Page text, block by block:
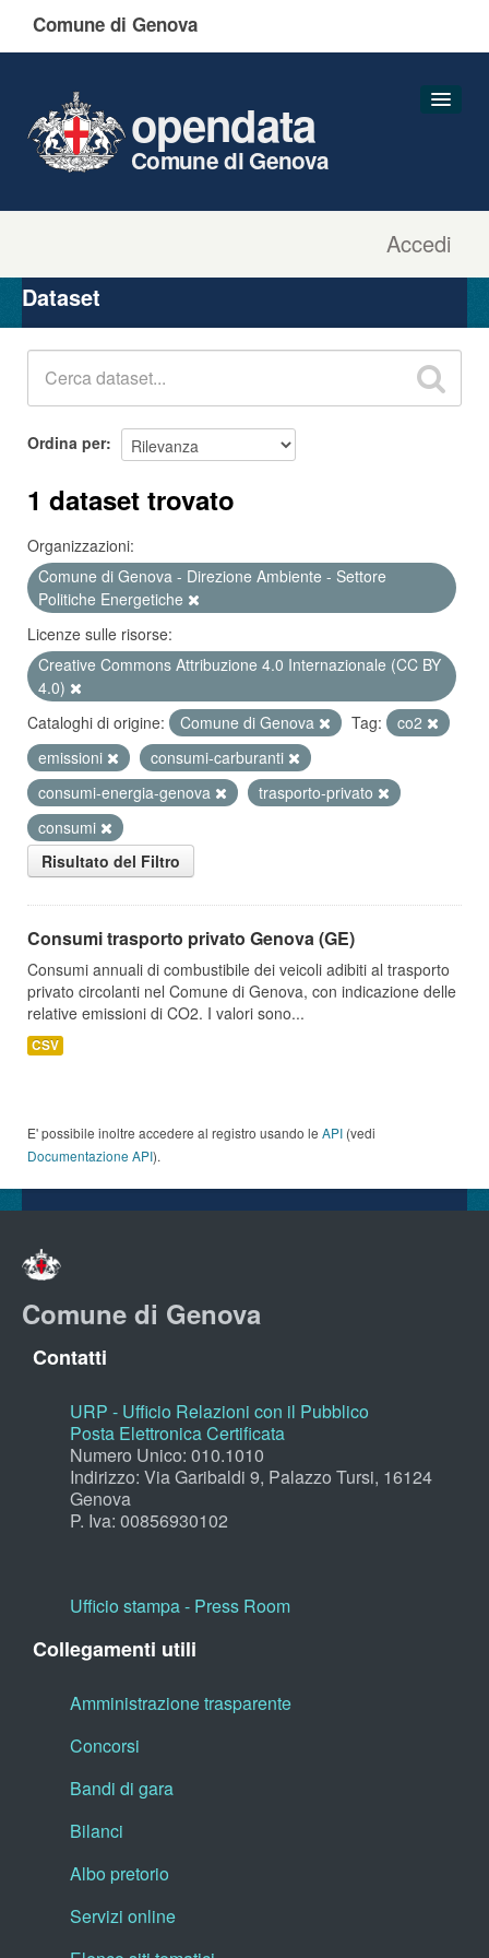
Comune di Genova
Accedi
opendata
Comune di Genova
Organizzazioni
Gruppi
Dataset
Ordina per
1 dataset trovato
Organizzazioni:
Comune di Genova - Direzione Ambiente - Settore
Politiche Energetiche
Licenze sulle risorse:
Creative Commons Attribuzione 4.0 Internazionale (CC BY
4.0)
Cataloghi di origine:
Comune di Genova Tag:
co2
emissioni
consumi-carburanti
consumi-energia-genova
trasporto-privato
consumi
Risultato del Filtro
Consumi trasporto privato Genova (GE)
Consumi annuali di combustibile dei veicoli adibiti al trasporto
privato circolanti nel Comune di Genova, con indicazione delle
relative emissioni di CO2. I valori sono...
CSV
E' possibile inoltre accedere al registro usando le API (vedi
Documentazione API).
Comune di Genova
Contatti
URP - Ufficio Relazioni con il Pubblico
Posta Elettronica Certificata
Numero Unico: 010.1010
Indirizzo: Via Garibaldi 9, Palazzo Tursi, 16124
Genova
P. Iva: 00856930102
Ufficio stampa - Press Room
Collegamenti utili
Amministrazione trasparente
Concorsi
Bandi di gara
Bilanci
Albo pretorio
Servizi online